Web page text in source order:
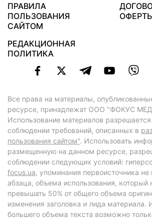
ПРАВИЛА
ПОЛЬЗОВАНИЯ
САЙТОМ
РЕДАКЦИОННАЯ
ПОЛИТИКА
Все права на материалы,
ресурсе, принадлежат ООО "ФОКУС
Использование материалов
соблюдении требований, описанных в
пользования сайтом". Использовать
размещенную на данном ресурсе,
соблюдении следующих условий:
focus.ua, упоминания первоисточника
абзаца, объема использования,
превышать 50% от общего объема
изменения заголовка и лида материала.
большего объема текста возможно